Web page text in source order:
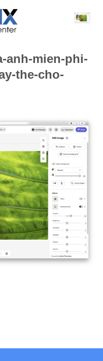
anh-mien-phi-
the-cho-